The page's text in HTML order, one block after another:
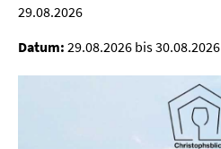
29.08.2026
Datum: 29.08.2026 bis 30.08.2026